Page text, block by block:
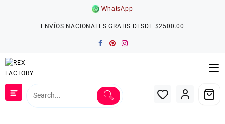
WhatsApp
ENVÍOS NACIONALES GRATIS DESDE $2500.00